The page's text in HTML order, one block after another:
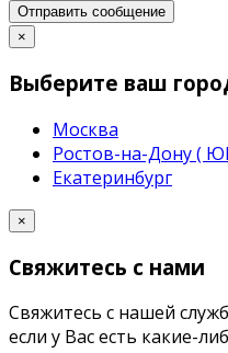
Отправить сообщение
×
Выберите ваш
Москва
Ростов-на-Дону (
Екатеринбург
×
Свяжитесь с нами
Свяжитесь с нашей
если у Вас есть какие-